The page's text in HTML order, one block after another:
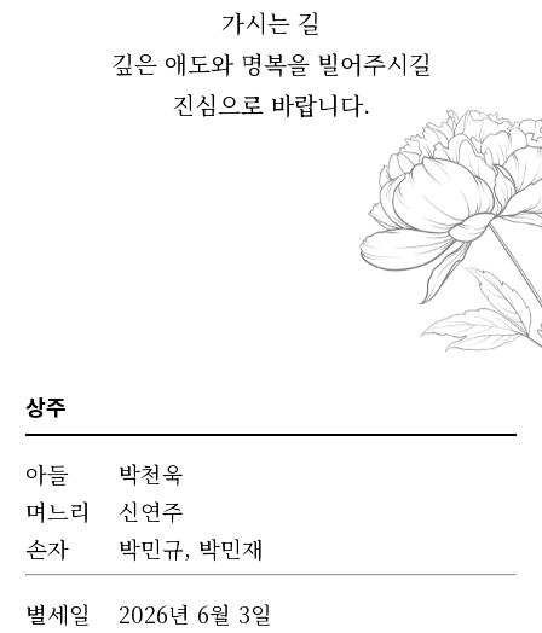
가시는 길
깊은 애도와 명복을 빌어주시길
진심으로 바랍니다.
상주
아들
박천욱
며느리
신연주
손자
박민규, 박민재
별세일
2026년 6월 3일